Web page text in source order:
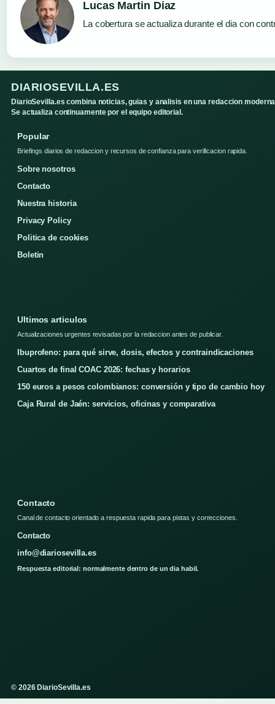
Lucas Martin Diaz
La cobertura se actualiza durante el dia con
DIARIOSEVILLA.ES
DiarioSevilla.es combina noticias, guias y analisis en una redaccion
Se actualiza continuamente por el equipo editorial.
Popular
Briefings diarios de redaccion y recursos de confianza para verificacion rapida.
Sobre nosotros
Contacto
Nuestra historia
Privacy Policy
Politica de cookies
Boletin
Ultimos articulos
Actualizaciones urgentes revisadas por la redaccion antes de publicar.
Ibuprofeno: para qué sirve, dosis, efectos y contraindicaciones
Cuartos de final COAC 2026: fechas y horarios
150 euros a pesos colombianos: conversión y tipo de cambio hoy
Caja Rural de Jaén: servicios, oficinas y comparativa
Contacto
Canal de contacto orientado a respuesta rapida para pistas y correcciones.
Contacto
info@diariosevilla.es
Respuesta editorial: normalmente dentro de un dia habil.
© 2026 DiarioSevilla.es